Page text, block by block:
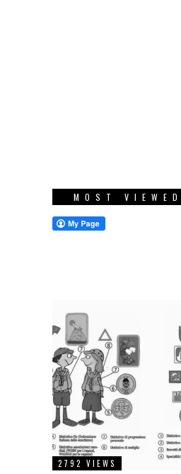
MOST
2792 VIEWS